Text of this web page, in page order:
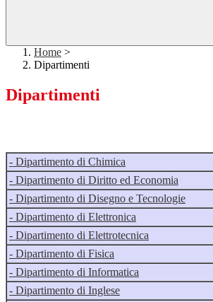
Home >
Dipartimenti
Dipartimenti
- Dipartimento di Chimica
- Dipartimento di Diritto ed Economia
- Dipartimento di Disegno e Tecnologie
- Dipartimento di Elettronica
- Dipartimento di Elettrotecnica
- Dipartimento di Fisica
- Dipartimento di Informatica
- Dipartimento di Inglese